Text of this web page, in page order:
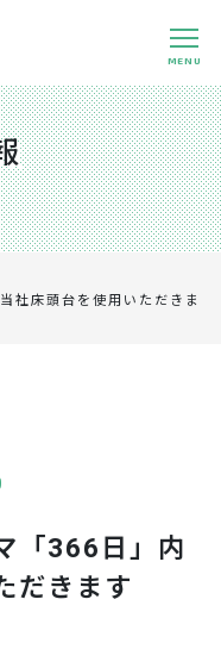
MENU
社床頭台を使用いただきま
「366日」内
だきます